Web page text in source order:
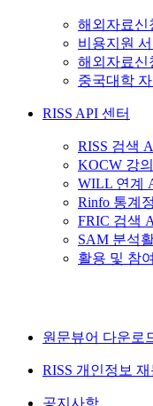
해외자료신
비용지원
해외자료신
중국대학
RISS API 센터
RISS 검색
KOCW 강
WILL 연계
Rinfo 통계
FRIC 검색
SAM 분석
활용 및 참
원문뷰어 다운로
RISS 개인정보 재
공지사항